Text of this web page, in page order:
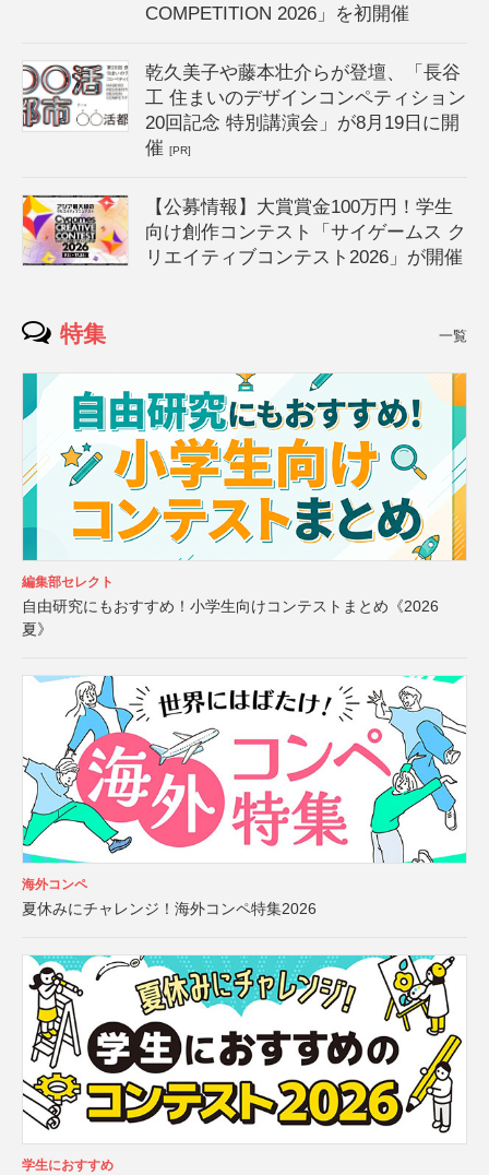
COMPETITION 2026」を初開催
乾久美子や藤本壮介らが登壇、「長谷
工 住まいのデザインコンペティション
20回記念 特別講演会」が8月19日に開
催[PR]
【公募情報】大賞賞金100万円！学生
向け創作コンテスト「サイゲームス ク
リエイティブコンテスト2026」が開催
特集 一覧
編集部セレクト
自由研究にもおすすめ！小学生向けコンテストまとめ《2026
夏》
海外コンペ
夏休みにチャレンジ！海外コンペ特集2026
学生におすすめ